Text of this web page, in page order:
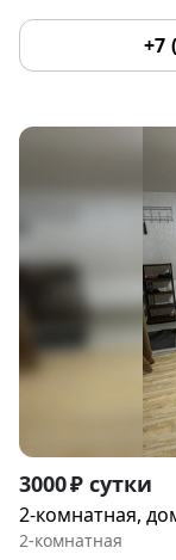
+7
Item
1
of
3000 ₽ сутки
2-комнатная,
2-комнатная